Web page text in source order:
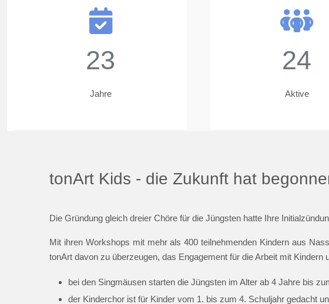
23
Jahre
24
Aktive
tonArt Kids - die Zukunft hat
Die Gründung gleich dreier Chöre für die Jüngsten hatte Ihre
Mit ihren Workshops mit mehr als 400 teilnehmenden Kindern aus
tonArt davon zu überzeugen, das Engagement für die Arbeit mit
bei den Singmäusen starten die Jüngsten im Alter ab 4 Jahre bis
der Kinderchor ist für Kinder vom 1. bis zum 4. Schuljahr gedacht